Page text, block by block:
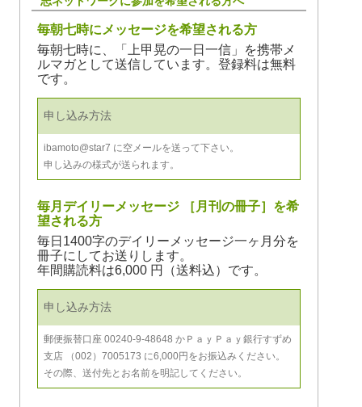
毎朝七時にメッセージを希望される方
毎朝七時に、「上甲晃の一日一信」を携帯メ
ルマガとして送信しています。登録料は無料
です。
申し込み方法
ibamoto@star7 に空メールを送って下さい。
申し込みの様式が送られます。
毎月デイリーメッセージ ［月刊の冊子］を希
望される方
毎日1400字のデイリーメッセージ一ヶ月分を
冊子にしてお送りします。
年間購読料は6,000 円（送料込）です。
申し込み方法
郵便振替口座 00240-9-48648 かＰａｙＰａｙ銀行すずめ
支店 （002）7005173 に6,000円をお振込みください。
その際、送付先とお名前を明記してください。